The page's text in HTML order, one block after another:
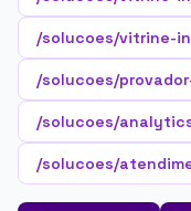
/solucoes/vitrine-
/solucoes/
/solucoes/
/solucoes/